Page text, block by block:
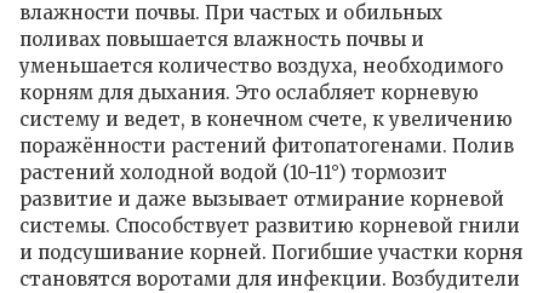
влажности почвы. При частых и обильных
поливах повышается влажность почвы и
уменьшается количество воздуха, необходимого
корням для дыхания. Это ослабляет корневую
систему и ведет, в конечном счете, к увеличению
поражённости растений фитопатогенами. Полив
растений холодной водой (10-11°) тормозит
развитие и даже вызывает отмирание корневой
системы. Способствует развитию корневой гнили
и подсушивание корней. Погибшие участки корня
становятся воротами для инфекции. Возбудители